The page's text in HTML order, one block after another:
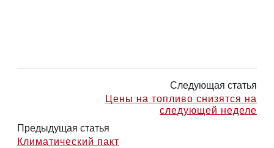
Следующая статья
Цены на топливо снизятся на
следующей неделе
Предыдущая статья
Климатический пакт